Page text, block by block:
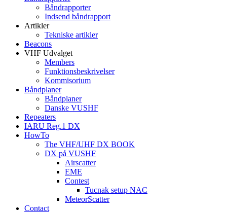
Båndrapporter
Indsend båndrapport
Artikler
Tekniske artikler
Beacons
VHF Udvalget
Members
Funktionsbeskrivelser
Kommisorium
Båndplaner
Båndplaner
Danske VUSHF
Repeaters
IARU Reg.1 DX
HowTo
The VHF/UHF DX BOOK
DX på VUSHF
Airscatter
EME
Contest
Tucnak setup NAC
MeteorScatter
Contact